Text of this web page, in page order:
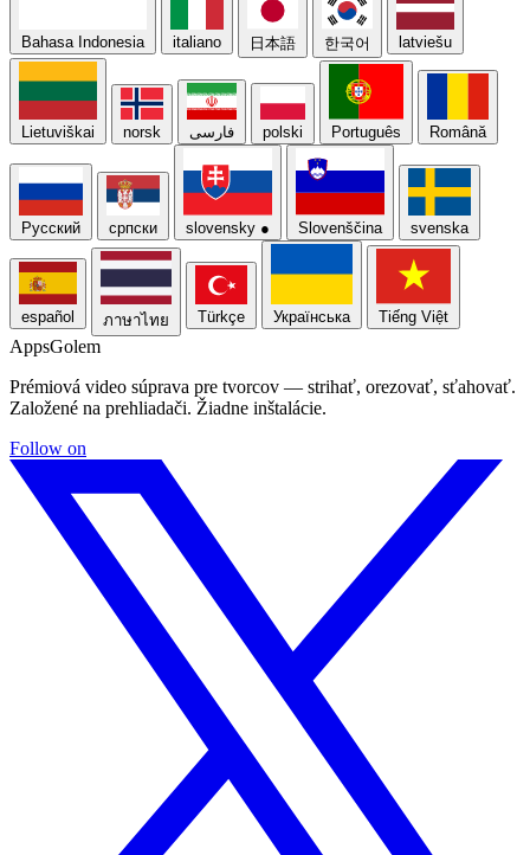
Bahasa Indonesia italiano 日本語 한국어 latviešu
Lietuviškai norsk فارسی polski Português Română
Русский српски slovensky ● Slovenščina svenska
español ภาษาไทย Türkçe Українська Tiếng Việt
AppsGolem
Prémiová video súprava pre tvorcov — strihať, orezovať, sťahovať.
Založené na prehliadači. Žiadne inštalácie.
Follow on